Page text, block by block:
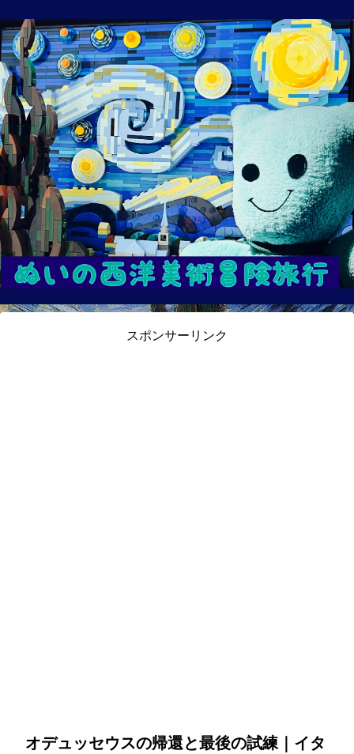
スポンサーリンク
オデュッセウスの帰還と最後の試練｜イタ